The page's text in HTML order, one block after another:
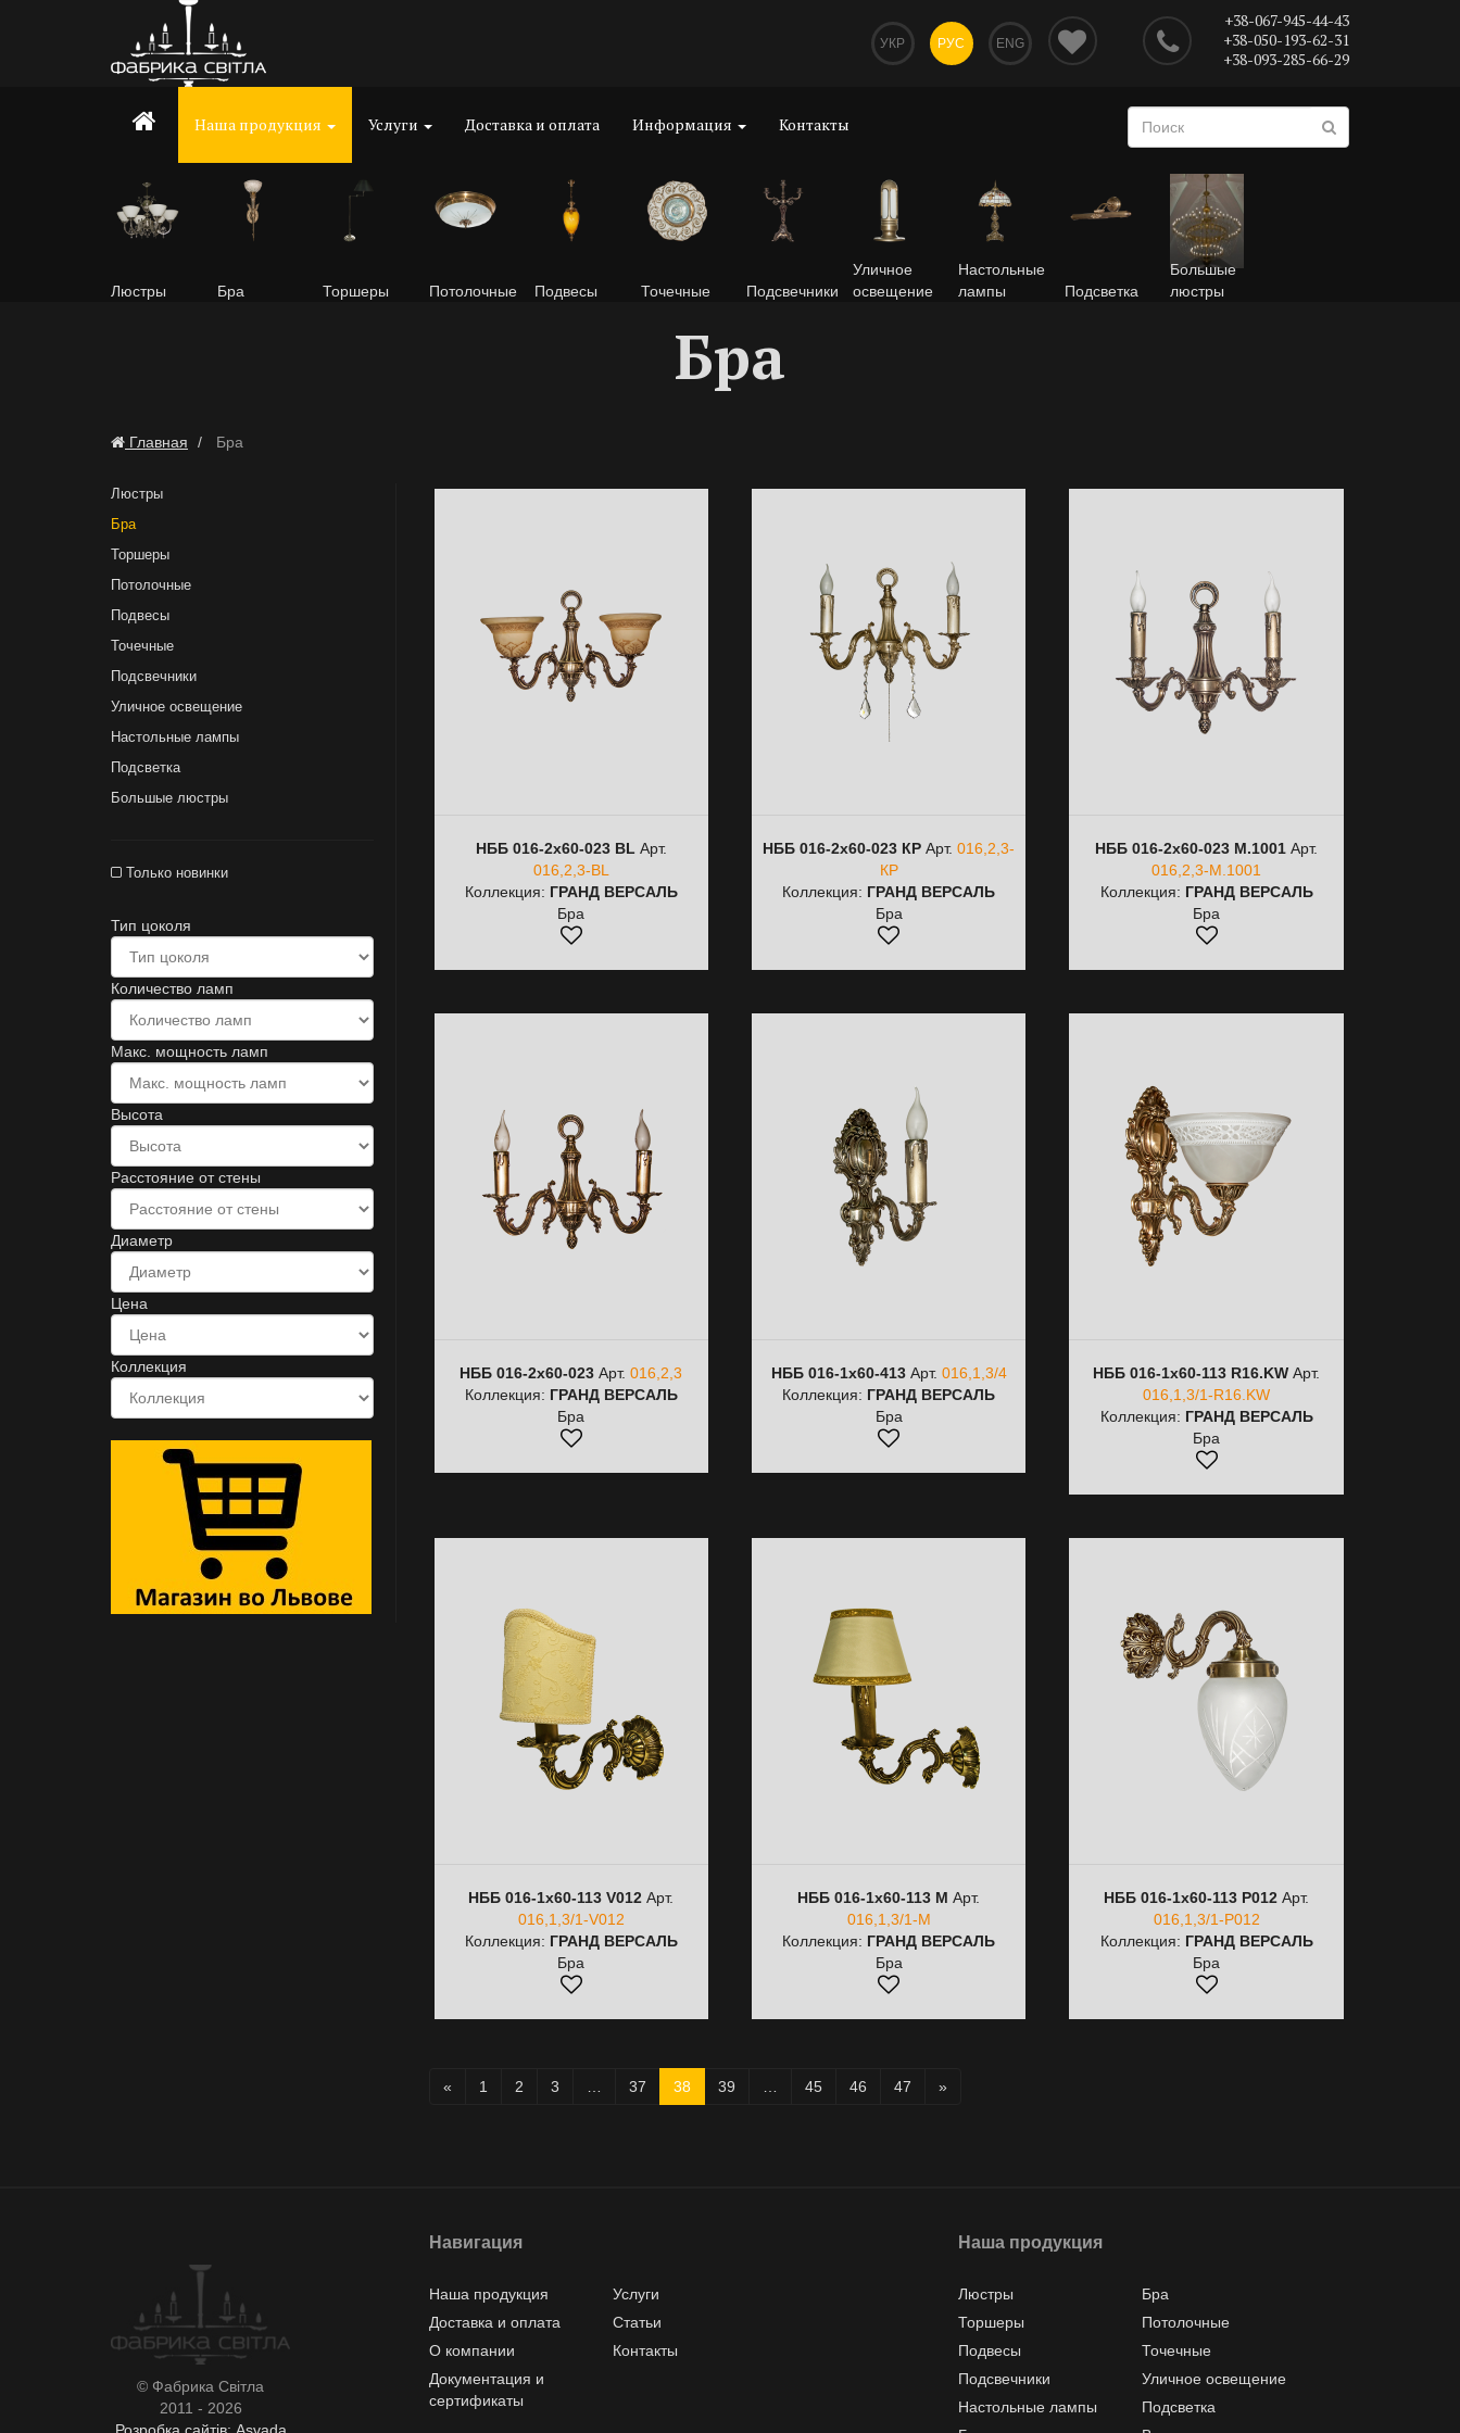
УКР РУС ENG
+38-067-945-44-43
+38-050-193-62-31
+38-093-285-66-29
Наша продукция Услуги Доставка и оплата Информация Контакты
Люстры Бра Торшеры Потолочные Подвесы Точечные Подсвечники
Уличное
освещение
Настольные
лампы
Подсветка
Большые
люстры
Бра
Главная Бра
Люстры
Бра
Торшеры
Потолочные
Подвесы
Точечные
Подсвечники
Уличное освещение
Настольные лампы
Подсветка
Большые люстры
Только новинки
Тип цоколя
Количество ламп
Макс. мощность ламп
Высота
Расстояние от стены
Диаметр
Цена
Коллекция
НББ 016-2х60-023 BL Арт.
016,2,3-BL
Коллекция: ГРАНД ВЕРСАЛЬ
Бра
НББ 016-2х60-023 КР Арт.016,2,3-
КР
Коллекция: ГРАНД ВЕРСАЛЬ
Бра
НББ 016-2х60-023 М.1001 Арт.
016,2,3-М.1001
Коллекция: ГРАНД ВЕРСАЛЬ
Бра
НББ 016-2х60-023 Арт.016,2,3
Коллекция: ГРАНД ВЕРСАЛЬ
Бра
НББ 016-1х60-413Арт. 016,1,3/4
Коллекция: ГРАНД ВЕРСАЛЬ
Бра
НББ 016-1х60-113 R16.KW Арт.
016,1,3/1-R16.KW
Коллекция: ГРАНД ВЕРСАЛЬ
Бра
НББ 016-1х60-113 V012 Арт.
016,1,3/1-V012
Коллекция: ГРАНД ВЕРСАЛЬ
Бра
НББ 016-1х60-113 M Арт.
016,1,3/1-M
Коллекция: ГРАНД ВЕРСАЛЬ
Бра
НББ 016-1х60-113 Р012 Арт.
016,1,3/1-Р012
Коллекция: ГРАНД ВЕРСАЛЬ
Бра
« 1 2 3 37 38 39 45 46 47 »
© Фабрика Світла
2011 - 2026
Навигация
Наша продукция
Услуги
Доставка и оплата
Статьи
О компании
Контакты
Документация и
сертификаты
Наша продукция
Люстры
Бра
Торшеры
Потолочные
Подвесы
Точечные
Подсвечники
Уличное освещение
Настольные лампы
Подсветка